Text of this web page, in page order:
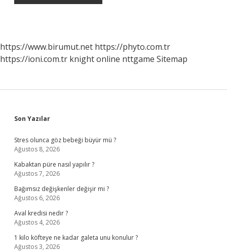
https://www.birumut.net https://phyto.com.tr
https://ioni.com.tr knight online nttgame Sitemap
Sidebar
Son Yazılar
Stres olunca göz bebeği büyür mü ?
Ağustos 8, 2026
Kabaktan püre nasıl yapılır ?
Ağustos 7, 2026
Bağımsız değişkenler değişir mi ?
Ağustos 6, 2026
Aval kredisi nedir ?
Ağustos 4, 2026
1 kilo köfteye ne kadar galeta unu konulur ?
Ağustos 3, 2026